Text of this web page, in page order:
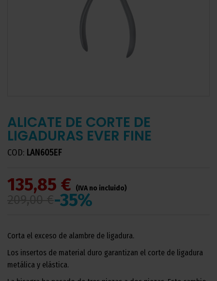
ALICATE DE CORTE DE
LIGADURAS EVER FINE
COD: LAN605EF
135,85 € (IVA no incluido)
-35%
Corta el exceso de alambre de ligadura.
Los insertos de material duro garantizan el corte de ligadura
metálica y elástica.